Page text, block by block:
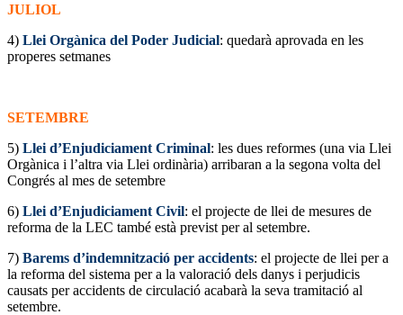
JULIOL
4) Llei Orgànica del Poder Judicial: quedarà aprovada en les
properes setmanes
SETEMBRE
5) Llei d’Enjudiciament Criminal: les dues reformes (una via Llei
Orgànica i l’altra via Llei ordinària) arribaran a la segona volta del
Congrés al mes de setembre
6) Llei d’Enjudiciament Civil: el projecte de llei de mesures de
reforma de la LEC també està previst per al setembre.
7) Barems d’indemnització per accidents: el projecte de llei per a
la reforma del sistema per a la valoració dels danys i perjudicis
causats per accidents de circulació acabarà la seva tramitació al
setembre.